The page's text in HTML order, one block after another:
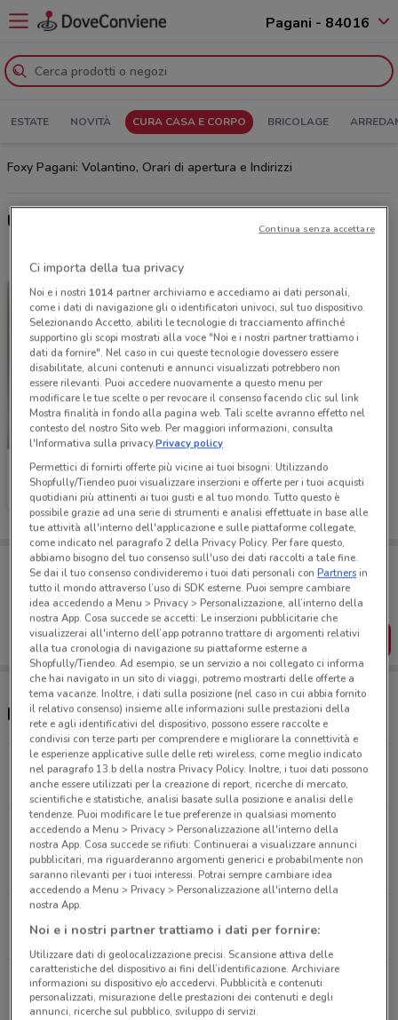
Pagani - 84016
ESTATE NOVITÀ CURA CASA E CORPO BRICOLAGE
Foxy Pagani: Volantino, Orari di apertura e Indirizzi
Ultime offerte del volantino Foxy
-4 GIORNI
Foxy
Scade giovedì 544 m
Porta DoveConviene sempre con te!
Puoi trovare le migliori offerte dei negozi vicino a te,
salvarle e creare la tua lista del risparmio, comodamente
dal tuo cellulare.
SCARICA L’APP
Negozi Foxy a Pagani
Via Alcide De Gasperi, 57 Pagani
293 m
Via Arcivescovo Cesarano, 164, 84016 Pagani SA
Pagani
543 m
APERTO
Via San Domenico, 69 Pagani
894 m
APERTO
Via Napoli, 61 Nocera Inferiore
1.3 km
APERTO
Ci importa della tua privacy
Noi e i nostri 1014partner archiviamo e accediamo ai dati personali,
come i dati di navigazione gli o identificatori univoci, sul tuo dispositivo.
Selezionando Accetto, abiliti le tecnologie di tracciamento affinché
supportino gli scopi mostrati alla voce "Noi e i nostri partner trattiamo i
dati da fornire". Nel caso in cui queste tecnologie dovessero essere
disabilitate, alcuni contenuti e annunci visualizzati potrebbero non
essere rilevanti. Puoi accedere nuovamente a questo menu per
modificare le tue scelte o per revocare il consenso facendo clic sul link
Mostra finalità in fondo alla pagina web. Tali scelte avranno effetto nel
contesto del nostro Sito web. Per maggiori informazioni, consulta
l'Informativa sulla privacy.Privacy policy
Permettici di fornirti offerte più vicine ai tuoi bisogni: Utilizzando
Shopfully/Tiendeo puoi visualizzare inserzioni e offerte per i tuoi acquisti
quotidiani più attinenti ai tuoi gusti e al tuo mondo. Tutto questo è
possibile grazie ad una serie di strumenti e analisi effettuate in base alle
tue attività all'interno dell'applicazione e sulle piattaforme collegate,
come indicato nel paragrafo 2 della Privacy Policy. Per fare questo,
abbiamo bisogno del tuo consenso sull'uso dei dati raccolti a tale fine.
Se dai il tuo consenso condivideremo i tuoi dati personali conPartnersin
tutto il mondo attraverso l’uso di SDK esterne. Puoi sempre cambiare
idea accedendo a Menu > Privacy > Personalizzazione, all’interno della
nostra App. Cosa succede se accetti: Le inserzioni pubblicitarie che
visualizzerai all'interno dell’app potranno trattare di argomenti relativi
alla tua cronologia di navigazione su piattaforme esterne a
Shopfully/Tiendeo. Ad esempio, se un servizio a noi collegato ci informa
che hai navigato in un sito di viaggi, potremo mostrarti delle offerte a
tema vacanze. Inoltre, i dati sulla posizione (nel caso in cui abbia fornito
il relativo consenso) insieme alle informazioni sulle prestazioni della
rete e agli identificativi del dispositivo, possono essere raccolte e
condivisi con terze parti per comprendere e migliorare la connettività e
le esperienze applicative sulle delle reti wireless, come meglio indicato
nel paragrafo 13.b della nostra Privacy Policy. Inoltre, i tuoi dati possono
anche essere utilizzati per la creazione di report, ricerche di mercato,
scientifiche e statistiche, analisi basate sulla posizione e analisi delle
tendenze. Puoi modificare le tue preferenze in qualsiasi momento
accedendo a Menu > Privacy > Personalizzazione all'interno della
nostra App. Cosa succede se rifiuti: Continuerai a visualizzare annunci
pubblicitari, ma riguarderanno argomenti generici e probabilmente non
saranno rilevanti per i tuoi interessi. Potrai sempre cambiare idea
accedendo a Menu > Privacy > Personalizzazione all'interno della
nostra App.
Noi e i nostri partner trattiamo i dati per fornire:
Utilizzare dati di geolocalizzazione precisi. Scansione attiva delle
caratteristiche del dispositivo ai fini dell’identificazione. Archiviare
informazioni su dispositivo e/o accedervi. Pubblicità e contenuti
personalizzati, misurazione delle prestazioni dei contenuti e degli
annunci, ricerche sul pubblico, sviluppo di servizi.
Continua senza accettare